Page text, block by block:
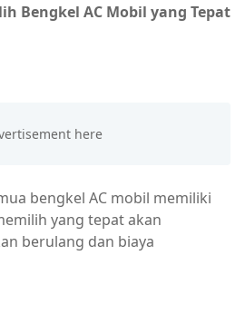
Bengkel AC Mobil yang Tepat
bengkel AC mobil memiliki
yang tepat akan
berulang dan biaya